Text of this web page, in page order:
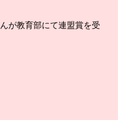
が教育部にて連盟賞を受